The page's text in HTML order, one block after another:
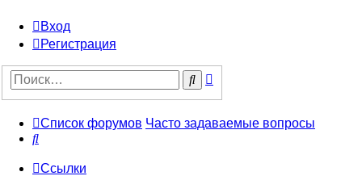
Вход
Регистрация
Поиск
Список форумов Часто задаваемые вопросы
Поиск
Ссылки